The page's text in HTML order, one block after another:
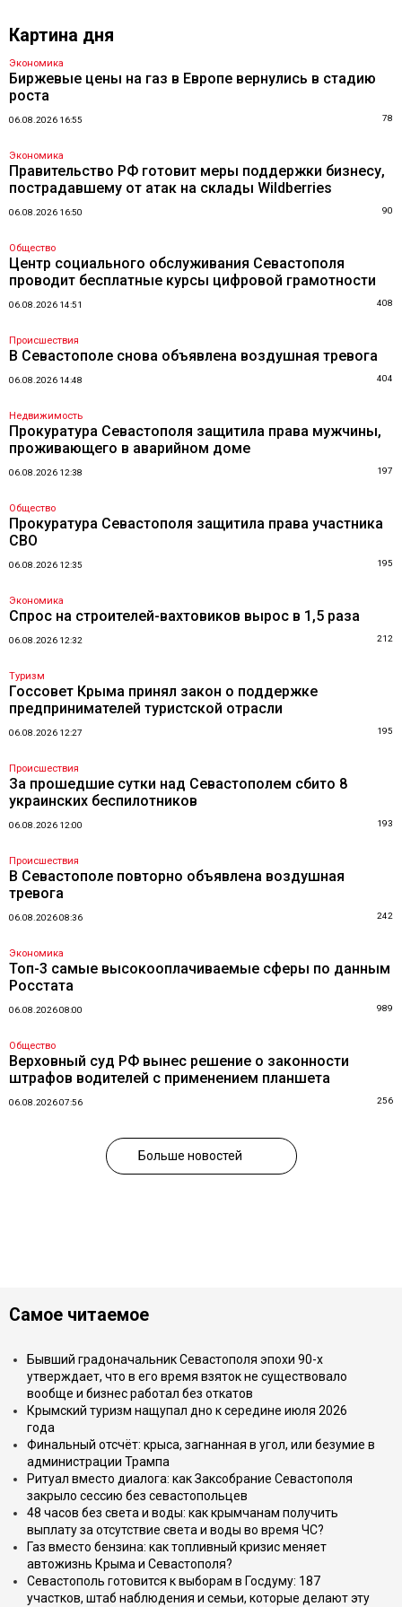
Картина дня
Экономика
Биржевые цены на газ в Европе вернулись в стадию
роста
06.08.2026 16:55 78
Экономика
Правительство РФ готовит меры поддержки бизнесу,
пострадавшему от атак на склады Wildberries
06.08.2026 16:50 90
Общество
Центр социального обслуживания Севастополя
проводит бесплатные курсы цифровой грамотности
06.08.2026 14:51 408
Происшествия
В Севастополе снова объявлена воздушная тревога
06.08.2026 14:48 404
Недвижимость
Прокуратура Севастополя защитила права мужчины,
проживающего в аварийном доме
06.08.2026 12:38 197
Общество
Прокуратура Севастополя защитила права участника
СВО
06.08.2026 12:35 195
Экономика
Спрос на строителей-вахтовиков вырос в 1,5 раза
06.08.2026 12:32 212
Туризм
Госсовет Крыма принял закон о поддержке
предпринимателей туристской отрасли
06.08.2026 12:27 195
Происшествия
За прошедшие сутки над Севастополем сбито 8
украинских беспилотников
06.08.2026 12:00 193
Происшествия
В Севастополе повторно объявлена воздушная
тревога
06.08.2026 08:36 242
Экономика
Топ-3 самые высокооплачиваемые сферы по данным
Росстата
06.08.2026 08:00 989
Общество
Верховный суд РФ вынес решение о законности
штрафов водителей с применением планшета
06.08.2026 07:56 256
Больше новостей
Самое читаемое
Бывший градоначальник Севастополя эпохи 90-х
утверждает, что в его время взяток не существовало
вообще и бизнес работал без откатов
Крымский туризм нащупал дно к середине июля 2026
года
Финальный отсчёт: крыса, загнанная в угол, или безумие в
администрации Трампа
Ритуал вместо диалога: как Заксобрание Севастополя
закрыло сессию без севастопольцев
48 часов без света и воды: как крымчанам получить
выплату за отсутствие света и воды во время ЧС?
Газ вместо бензина: как топливный кризис меняет
автожизнь Крыма и Севастополя?
Севастополь готовится к выборам в Госдуму: 187
участков, штаб наблюдения и семьи, которые делают эту